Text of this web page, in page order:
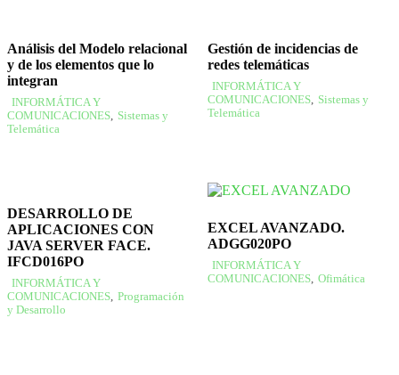
Análisis del Modelo relacional
y de los elementos que lo
integran
INFORMÁTICA Y
COMUNICACIONES
Sistemas y
Telemática
Gestión de incidencias de
redes telemáticas
INFORMÁTICA Y
COMUNICACIONES,
Sistemas y
Telemática
DESARROLLO DE
APLICACIONES CON
JAVA SERVER FACE.
IFCD016PO
INFORMÁTICA Y
COMUNICACIONES, Programación
y Desarrollo
EXCEL AVANZADO.
ADGG020PO
INFORMÁTICA Y
COMUNICACIONES, Ofimática